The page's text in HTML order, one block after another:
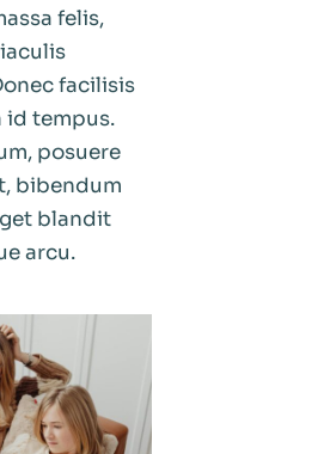
felis,
facilisis
tempus.
posuere
bibendum
blandit
arcu.